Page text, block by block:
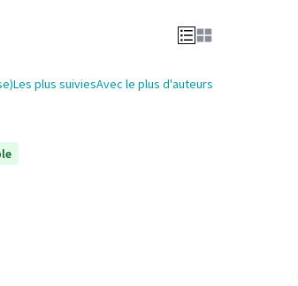
Les plus suiviesAvec le plus d'auteurs